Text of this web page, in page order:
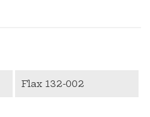
Flax 132-002